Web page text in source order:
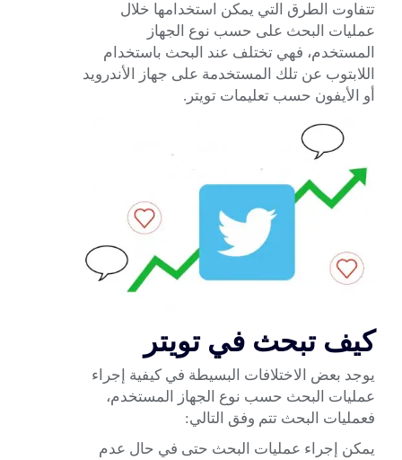
تتفاوت الطرق التي يمكن استخدامها خلال
عمليات البحث على حسب نوع الجهاز
المستخدم، فهي تختلف عند البحث باستخدام
اللابتوب عن تلك المستخدمة على جهاز الأندرويد
أو الأيفون حسب تعليمات تويتر.
كيف تبحث في تويتر
يوجد بعض الاختلافات البسيطة في كيفية إجراء
عمليات البحث حسب نوع الجهاز المستخدم،
فعمليات البحث تتم وفق التالي:
يمكن إجراء عمليات البحث حتى في حال عدم